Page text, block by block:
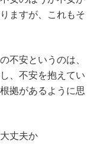
ますが、これもそ
不安というのは、
、不安を抱えてい
拠があるように思
丈夫か